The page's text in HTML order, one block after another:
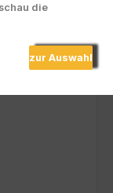
die
zur Auswahl